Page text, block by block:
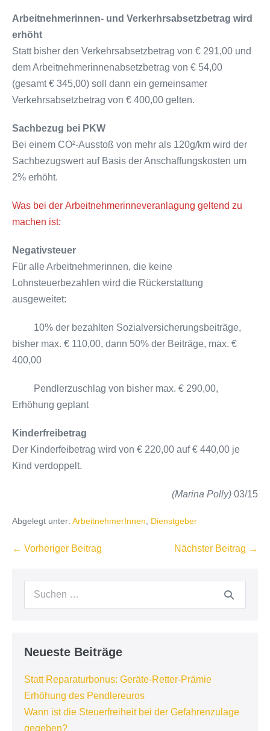
Arbeitnehmerinnen- und Verkerhrsabsetzbetrag wird
erhöht
Statt bisher den Verkehrsabsetzbetrag von € 291,00 und
dem Arbeitnehmerinnenabsetzbetrag von € 54,00
(gesamt € 345,00) soll dann ein gemeinsamer
Verkehrsabsetzbetrag von € 400,00 gelten.
Sachbezug bei PKW
Bei einem CO²-Ausstoß von mehr als 120g/km wird der
Sachbezugswert auf Basis der Anschaffungskosten um
2% erhöht.
Was bei der Arbeitnehmerinneveranlagung geltend zu
machen ist:
Negativsteuer
Für alle Arbeitnehmerinnen, die keine
Lohnsteuerbezahlen wird die Rückerstattung
ausgeweitet:
10% der bezahlten Sozialversicherungsbeiträge,
bisher max. € 110,00, dann 50% der Beiträge, max. €
400,00
Pendlerzuschlag von bisher max. € 290,00,
Erhöhung geplant
Kinderfreibetrag
Der Kinderfeibetrag wird von € 220,00 auf € 440,00 je
Kind verdoppelt.
(Marina Polly) 03/15
Abgelegt unter: ArbeitnehmerInnen Dienstgeber
Beitragsnavigation
← Vorheriger Beitrag Nächster Beitrag →
Suchen
Neueste Beiträge
Statt Reparaturbonus: Geräte-Retter-Prämie
Erhöhung des Pendlereuros
Wann ist die Steuerfreiheit bei der Gefahrenzulage
gegeben?